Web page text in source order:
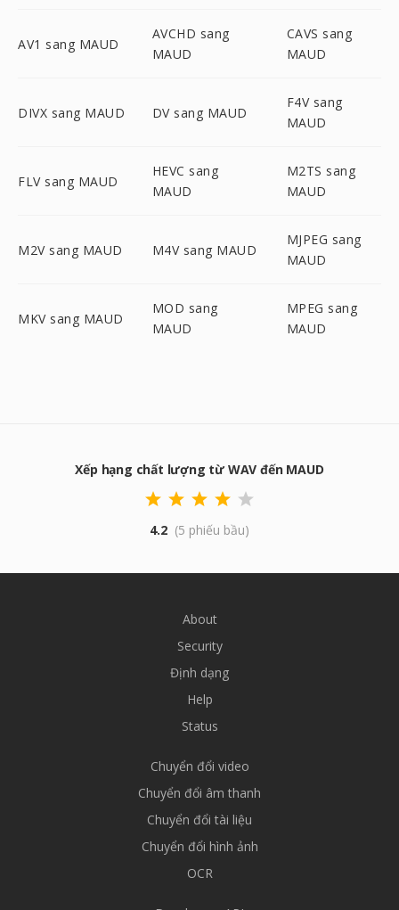
AV1 sang MAUD
AVCHD sang
MAUD
CAVS sang
MAUD
DIVX sang MAUD DV sang MAUD
F4V sang
MAUD
FLV sang MAUD
HEVC sang
MAUD
M2TS sang
MAUD
M2V sang MAUD M4V sang MAUD
MJPEG sang
MAUD
MKV sang MAUD
MOD sang
MAUD
MPEG sang
MAUD
Xếp hạng chất lượng từ WAV đến MAUD
4.2 (5 phiếu bầu)
About
Security
Định dạng
Help
Status
Chuyển đổi video
Chuyển đổi âm thanh
Chuyển đổi tài liệu
Chuyển đổi hình ảnh
OCR